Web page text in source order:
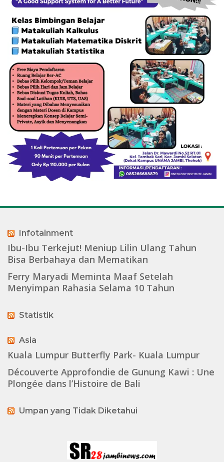
Infotainment
Ibu-Ibu Terkejut! Meniup Lilin Ulang Tahun
Bisa Berbahaya dan Mematikan
Ferry Maryadi Meminta Maaf Setelah
Menyimpan Rahasia Selama 10 Tahun
Statistik
Asia
Kuala Lumpur Butterfly Park- Kuala Lumpur
Découverte Approfondie de Gunung Kawi : Une
Plongée dans l’Histoire de Bali
Umpan yang Tidak Diketahui